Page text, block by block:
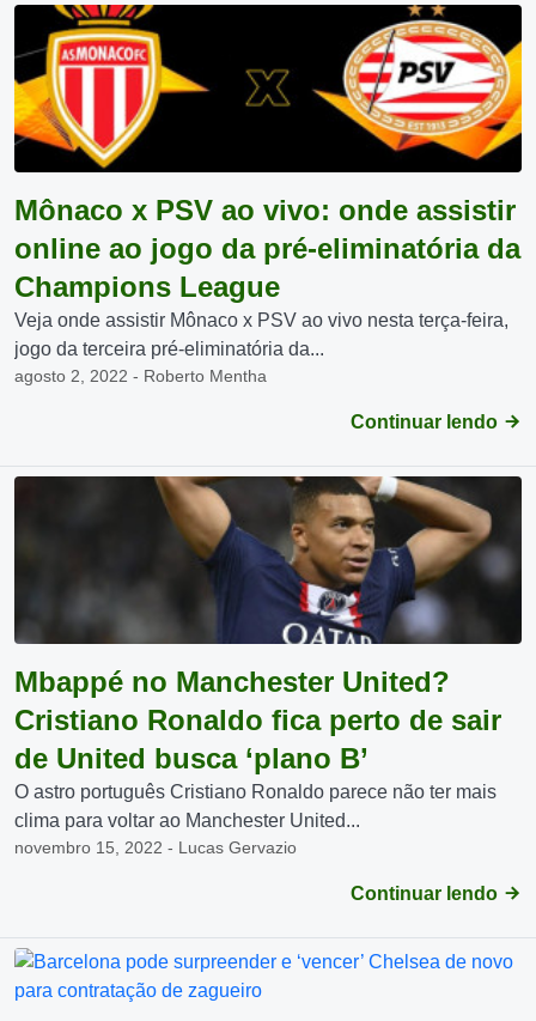
Mônaco x PSV ao vivo: onde assistir
online ao jogo da pré-eliminatória da
Champions League
Veja onde assistir Mônaco x PSV ao vivo nesta terça-feira,
jogo da terceira pré-eliminatória da...
agosto 2, 2022 - Roberto Mentha
Continuar lendo
Mbappé no Manchester United?
Cristiano Ronaldo fica perto de sair
de United busca ‘plano B’
O astro português Cristiano Ronaldo parece não ter mais
clima para voltar ao Manchester United...
novembro 15, 2022 - Lucas Gervazio
Continuar lendo